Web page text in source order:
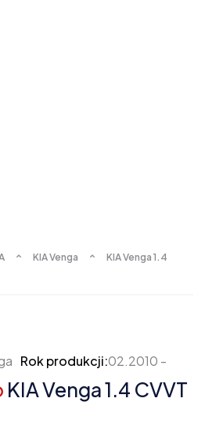
KIA Venga
KIA Venga 1.4
Rok produkcji:02.2010 -
KIA Venga 1.4 CVVT